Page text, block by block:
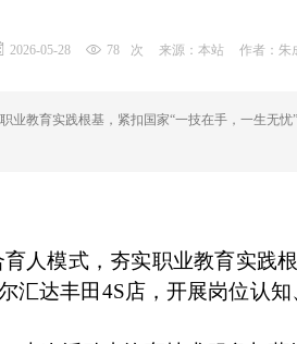
2026-05-28 78 次 来源：本站 作者：朱
教育实践根基，紧扣国家“一技在手，一生无
人模式，夯实职业教育实践
汇达丰田 4S店，开展岗位认